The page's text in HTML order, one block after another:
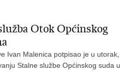
Otok Općinskog
Ivan Malenica potpisao je u utorak,
Stalne službe Općinskog suda u